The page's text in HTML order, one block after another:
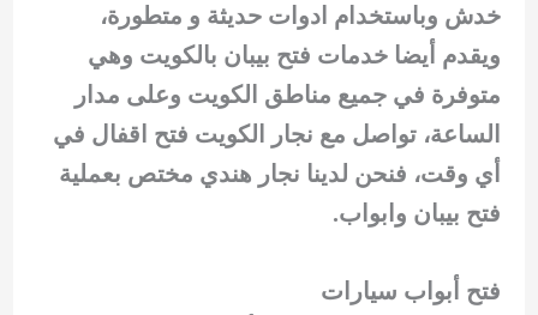
خدش وباستخدام ادوات حديثة و متطورة،
ويقدم أيضا خدمات فتح بيبان بالكويت وهي
متوفرة في جميع مناطق الكويت وعلى مدار
الساعة، تواصل مع نجار الكويت فتح اقفال في
أي وقت، فنحن لدينا نجار هندي مختص بعملية
فتح بيبان وابواب.
فتح أبواب سيارات